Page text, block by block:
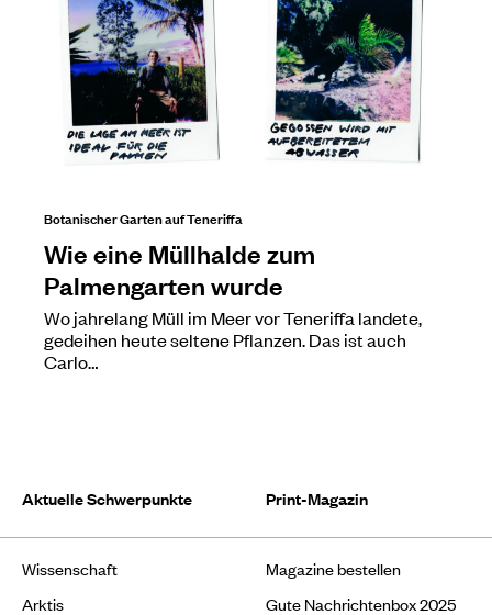
Botanischer Garten auf Teneriffa
Wie eine Müllhalde zum
Palmengarten wurde
Wo jahrelang Müll im Meer vor Teneriffa landete,
gedeihen heute seltene Pflanzen. Das ist auch
Carlo…
Aktuelle Schwerpunkte
Wissenschaft
Arktis
Print-Magazin
Magazine bestellen
Gute Nachrichtenbox 2025